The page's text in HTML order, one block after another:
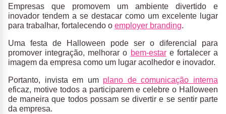
Empresas que promovem um ambiente divertido e
inovador tendem a se destacar como um excelente lugar
para trabalhar, fortalecendo o employer branding.
Uma festa de Halloween pode ser o diferencial para
promover integração, melhorar o bem-estare fortalecer a
imagem da empresa como um lugar acolhedor e inovador.
Portanto, invista em um plano de comunicação interna
eficaz, motive todos a participarem e celebre o Halloween
de maneira que todos possam se divertir e se sentir parte
da empresa.